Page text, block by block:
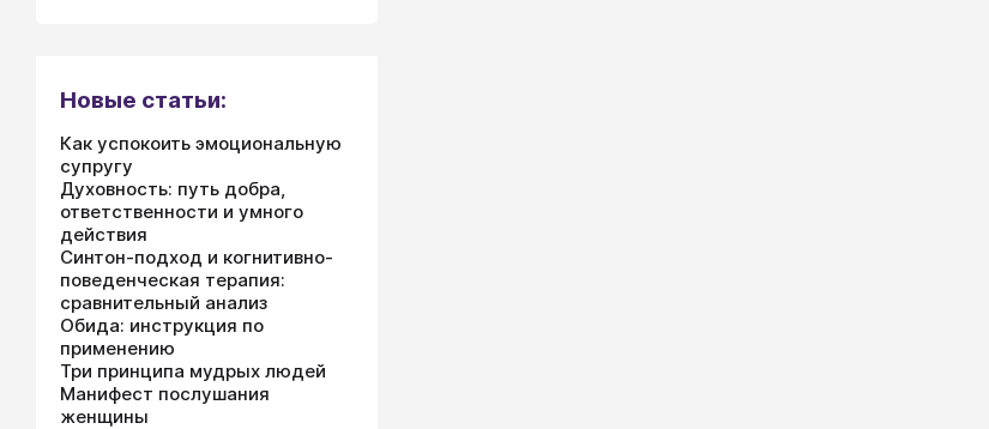
Новые статьи:
Как успокоить эмоциональную
супругу
Духовность: путь добра,
ответственности и умного
действия
Синтон-подход и когнитивно-
поведенческая терапия:
сравнительный анализ
Обида: инструкция по
применению
Три принципа мудрых людей
Манифест послушания
женщины